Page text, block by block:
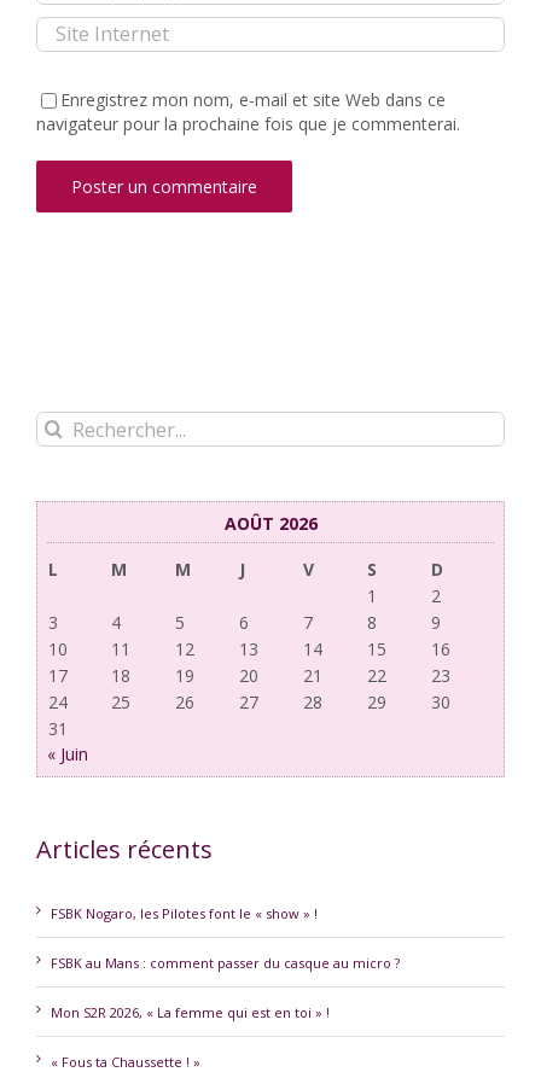
Enregistrez mon nom, e-mail et site Web dans ce
navigateur pour la prochaine fois que je commenterai.
Rechercher:
AOÛT 2026
L
M M J V S
D
1
2
3
4 5 6 7 8
9
10
11 12 13 14 15
16
17
18 19 20 21 22
23
24
25 26 27 28 29
30
31
« Juin
Articles récents
FSBK Nogaro, les Pilotes font le « show » !
FSBK au Mans : comment passer du casque au micro ?
Mon S2R 2026, « La femme qui est en toi » !
« Fous ta Chaussette ! »